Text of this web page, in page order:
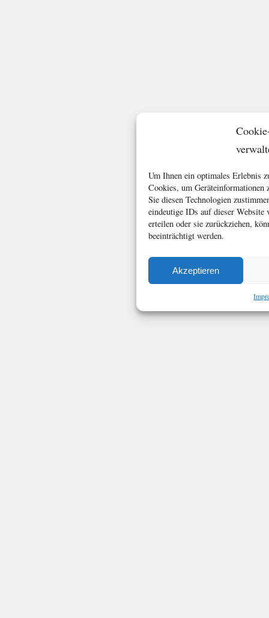
Um Ihnen ein optimales Erlebnis
Cookies, um Geräteinformationen
Sie diesen Technologien
eindeutige IDs auf dieser
erteilen oder sie zurückziehen,
beeinträchtigt werden.
Akzeptieren